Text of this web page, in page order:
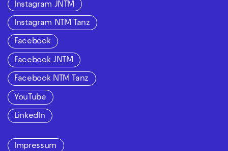
Instagram JNTM
Instagram NTM Tanz
Facebook
Facebook JNTM
Facebook NTM Tanz
YouTube
LinkedIn
Impressum